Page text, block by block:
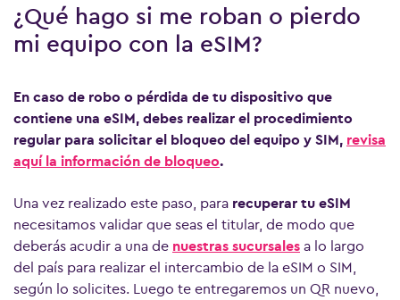
¿Qué hago si me roban o pierdo
mi equipo con la eSIM?
En caso de robo o pérdida de tu dispositivo que
contiene una eSIM, debes realizar el procedimiento
regular para solicitar el bloqueo del equipo y SIM, revisa
aquí la información de bloqueo.
Una vez realizado este paso, para recuperar tu eSIM
necesitamos validar que seas el titular, de modo que
deberás acudir a una de nuestras sucursales a lo largo
del país para realizar el intercambio de la eSIM o SIM,
según lo solicites. Luego te entregaremos un QR nuevo,